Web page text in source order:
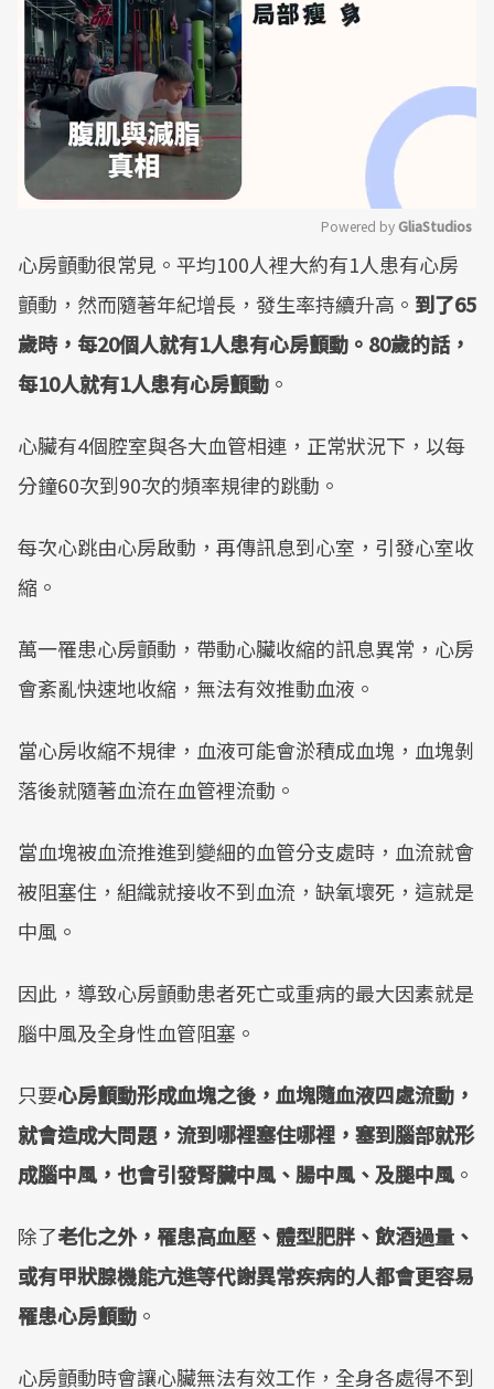
Mute
Powered by GliaStudios
心房顫動很常見。平均100人裡大約有1人患有心房
顫動，然而隨著年紀增長，發生率持續升高。 到了65
歲時，每20個人就有1人患有心房顫動。80歲的話，
每10人就有1人患有心房顫動 。
心臟有4個腔室與各大血管相連，正常狀況下，以每
分鐘60次到90次的頻率規律的跳動。
每次心跳由心房啟動，再傳訊息到心室，引發心室收
縮。
萬一罹患心房顫動，帶動心臟收縮的訊息異常，心房
會紊亂快速地收縮，無法有效推動血液。
當心房收縮不規律，血液可能會淤積成血塊，血塊剝
落後就隨著血流在血管裡流動。
當血塊被血流推進到變細的血管分支處時，血流就會
被阻塞住，組織就接收不到血流，缺氧壞死，這就是
中風。
因此，導致心房顫動患者死亡或重病的最大因素就是
腦中風及全身性血管阻塞。
只要心房顫動形成血塊之後，血塊隨血液四處流動，
就會造成大問題，流到哪裡塞住哪裡，塞到腦部就形
成腦中風，也會引發腎臟中風、腸中風、及腿中風 。
除了老化之外，罹患高血壓、體型肥胖、飲酒過量、
或有甲狀腺機能亢進等代謝異常疾病的人都會更容易
罹患心房顫動 。
心房顫動時會讓心臟無法有效工作，全身各處得不到